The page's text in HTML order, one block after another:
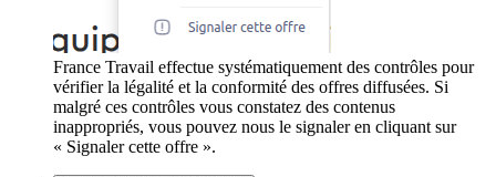
France Travail effectue systématiquement des contrôles pour
vérifier la légalité et la conformité des offres diffusées. Si
malgré ces contrôles vous constatez des contenus
inappropriés, vous pouvez nous le signaler en cliquant sur
« Signaler cette offre ».